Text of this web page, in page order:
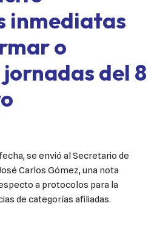
inmediatas
o
del 8
se envió al Secretario de
Carlos Gómez, una nota
a protocolos para la
de categorías afiliadas.